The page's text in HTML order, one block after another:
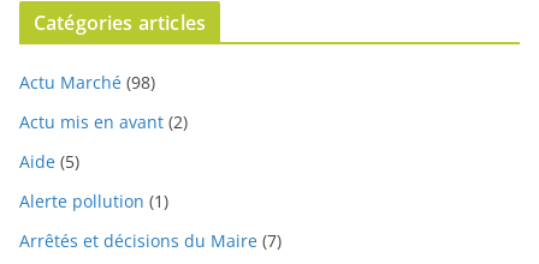
Catégories articles
Actu Marché (98)
Actu mis en avant (2)
Aide (5)
Alerte pollution (1)
Arrêtés et décisions du Maire (7)